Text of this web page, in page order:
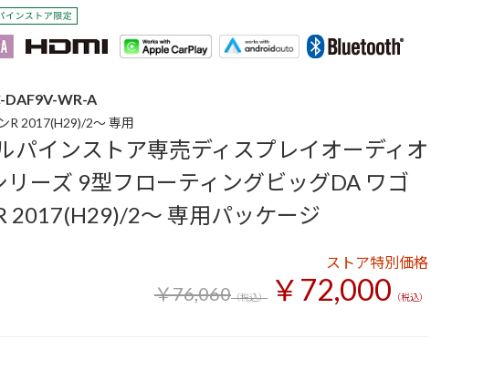
R 2017(H29)/2～ 専用
DAF9V-WR-A
パインストア専売ディスプレイオーディオ
リーズ 9型フローティングビッグDA ワゴ
2017(H29)/2～ 専用パッケージ
ストア特別価格
￥76,060（税込） ￥72,000 （税込）